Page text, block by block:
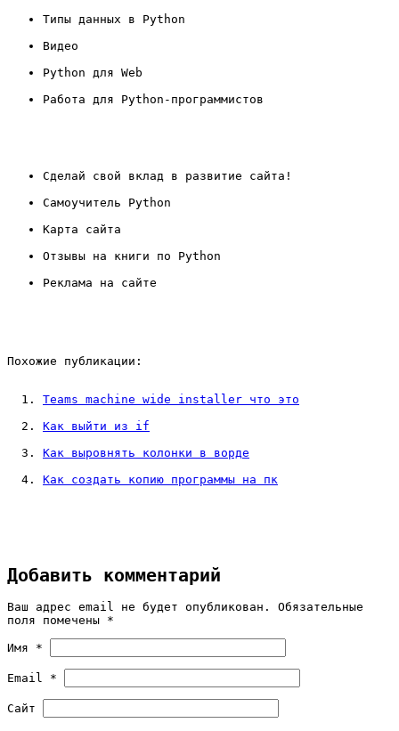
Типы данных в Python
Видео
Python для Web
Работа для Python-программистов
Сделай свой вклад в развитие сайта!
Самоучитель Python
Карта сайта
Отзывы на книги по Python
Реклама на сайте
Похожие публикации:
Teams machine wide installer что это
Как выйти из if
Как выровнять колонки в ворде
Как создать копию программы на пк
Добавить комментарий
Ваш адрес email не будет опубликован.
Обязательные
поля помечены *
Имя *
Email *
Сайт